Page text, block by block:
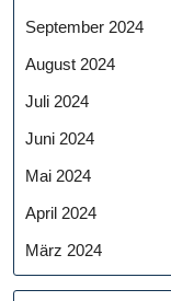
September 2024
August 2024
Juli 2024
Juni 2024
Mai 2024
April 2024
März 2024